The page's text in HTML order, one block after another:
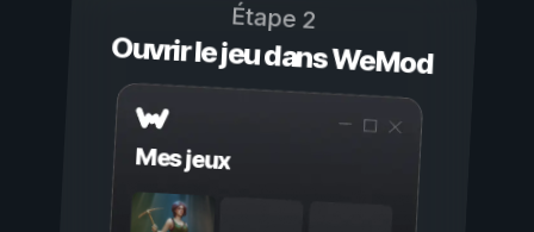
Étape 2
Ouvrir le jeu dans WeMod
Mes jeux